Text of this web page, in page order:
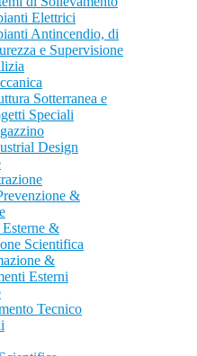
Elettrici
Antincendio, di
e Supervisione
Sotterranea e
Speciali
Design
&
&
Scientifica
&
Esterni
Tecnico